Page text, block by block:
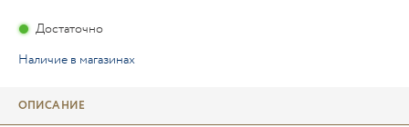
Достаточно
Наличие в магазинах
ОПИСАНИЕ